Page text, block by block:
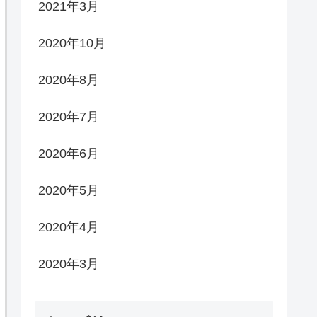
2021年3月
2020年10月
2020年8月
2020年7月
2020年6月
2020年5月
2020年4月
2020年3月